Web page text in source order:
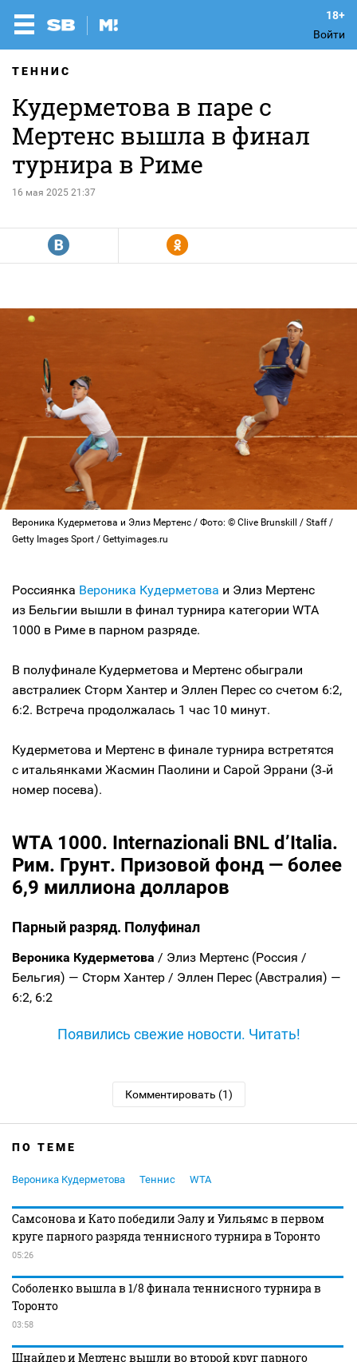
Войти
ТЕННИС
Кудерметова в паре с
Мертенс вышла в финал
турнира в Риме
16 мая 2025 21:37
R Y
Вероника Кудерметова и Элиз Мертенс / Фото: © Clive Brunskill / Staff /
Getty Images Sport / Gettyimages.ru
Россиянка Вероника Кудерметова и Элиз Мертенс
из Бельгии вышли в финал турнира категории WTA
1000 в Риме в парном разряде.
В полуфинале Кудерметова и Мертенс обыграли
австралиек Сторм Хантер и Эллен Перес со счетом 6:2,
6:2. Встреча продолжалась 1 час 10 минут.
Кудерметова и Мертенс в финале турнира встретятся
с итальянками Жасмин Паолини и Сарой Эррани (3‑й
номер посева).
WTA 1000. Internazionali BNL d’Italia.
Рим. Грунт. Призовой фонд — более
6,9 миллиона долларов
Парный разряд. Полуфинал
Вероника Кудерметова / Элиз Мертенс (Россия /
Бельгия) — Сторм Хантер / Эллен Перес (Австралия) —
6:2, 6:2
Появились свежие новости. Читать!
Комментировать (1)
ПО ТЕМЕ
Вероника Кудерметова Теннис WTA
Самсонова и Като победили Эалу и Уильямс в первом
круге парного разряда теннисного турнира в Торонто
05:26
Соболенко вышла в 1/8 финала теннисного турнира в
Торонто
03:58
Шнайдер и Мертенс вышли во второй круг парного